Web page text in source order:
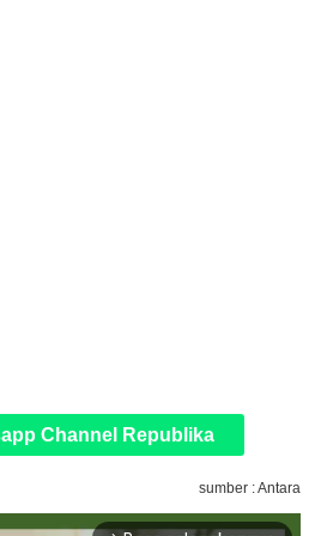
Channel Republika
sumber : Antara